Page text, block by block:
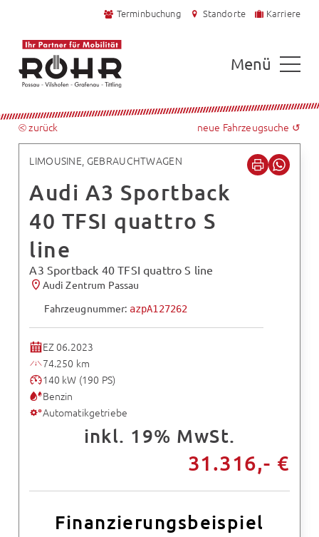
Terminbuchung Standorte Karriere
Menü
⧀ zurück neue Fahrzeugsuche ↺
LIMOUSINE, GEBRAUCHTWAGEN
Audi A3 Sportback
40 TFSI quattro S
line
A3 Sportback 40 TFSI quattro S line
Audi Zentrum Passau
Fahrzeugnummer: azpA127262
EZ 06.2023
74.250 km
140 kW (190 PS)
Benzin
Automatikgetriebe
inkl. 19% MwSt.
31.316,- €
Finanzierungsbeispiel